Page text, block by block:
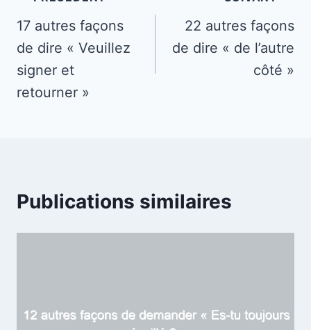
de
l’article
17 autres façons
de dire « Veuillez
signer et
retourner »
22 autres façons
de dire « de l’autre
côté »
Publications similaires